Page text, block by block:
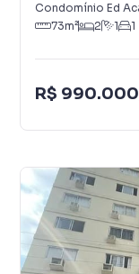
Condomínio Ed
73m² 2 1 1
R$